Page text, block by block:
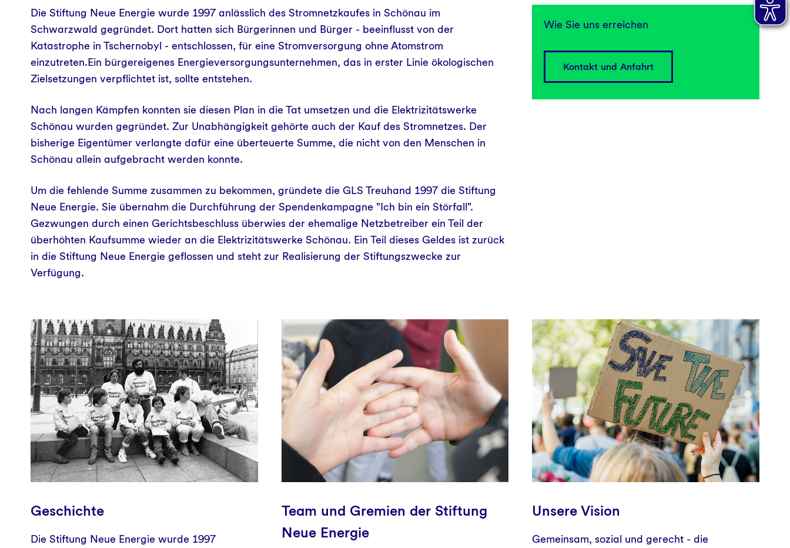
Kontakt und Anfahrt
Die Stiftung Neue Energie wurde 1997 anlässlich des Stromnetzkaufes in Schönau im
Schwarzwald gegründet. Dort hatten sich Bürgerinnen und Bürger - beeinflusst von der
Katastrophe in Tschernobyl - entschlossen, für eine Stromversorgung ohne Atomstrom
einzutreten.Ein bürgereigenes Energieversorgungsunternehmen, das in erster Linie ökologischen
Zielsetzungen verpflichtet ist, sollte entstehen.
Nach langen Kämpfen konnten sie diesen Plan in die Tat umsetzen und die Elektrizitätswerke
Schönau wurden gegründet. Zur Unabhängigkeit gehörte auch der Kauf des Stromnetzes. Der
bisherige Eigentümer verlangte dafür eine überteuerte Summe, die nicht von den Menschen in
Schönau allein aufgebracht werden konnte.
Um die fehlende Summe zusammen zu bekommen, gründete die GLS Treuhand 1997 die Stiftung
Neue Energie. Sie übernahm die Durchführung der Spendenkampagne "Ich bin ein Störfall".
Gezwungen durch einen Gerichtsbeschluss überwies der ehemalige Netzbetreiber ein Teil der
überhöhten Kaufsumme wieder an die Elektrizitätswerke Schönau. Ein Teil dieses Geldes ist zurück
in die Stiftung Neue Energie geflossen und steht zur Realisierung der Stiftungszwecke zur
Verfügung.
Wie Sie uns erreichen
Kontakt und Anfahrt
Geschichte
Die Stiftung Neue Energie wurde 1997
Team und Gremien der Stiftung
Neue Energie
Unsere Vision
Gemeinsam, sozial und gerecht - die